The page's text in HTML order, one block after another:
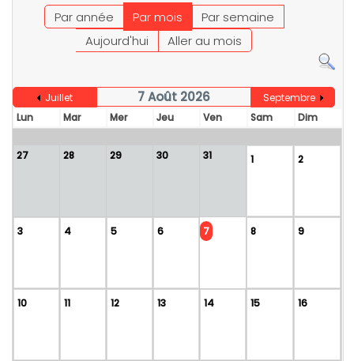
Par année Par mois
Par semaine
Aujourd'hui
Aller au mois
Juillet 7 Août 2026
Septembre
Lun
Mar Mer Jeu Ven Sam Dim
27 28 29 30 31 1 2
3 4 5 6 7 8 9
10 11 12 13 14 15 16